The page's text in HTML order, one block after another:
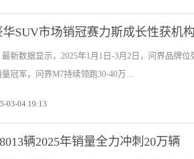
SUV市场销冠赛力斯成长性获机
新数据显示，2025年1月1日-3月2日，问界品牌
冠军，问界M7持续领跑30-40万...
03-04 19:13
辆2025年销量全力冲刺20万辆